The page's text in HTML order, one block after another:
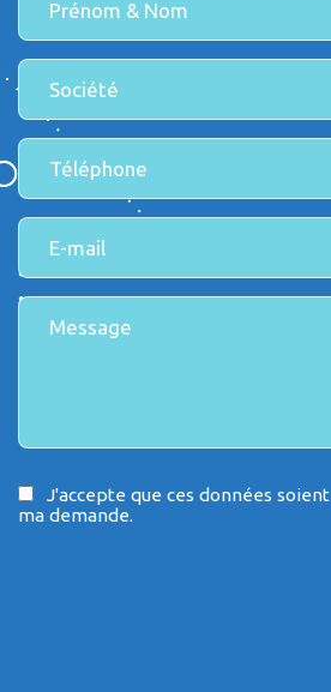
J'accepte que ces données
ma demande.